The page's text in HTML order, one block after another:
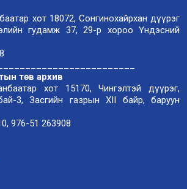
хот 18072, Сонгинохайрхан дүүрэг
гудамж 37, 29-р хороо Үндэсний
төв архив
хот 15170, Чингэлтэй дүүрэг,
3, Засгийн газрын XII байр, баруун
976-51 263908